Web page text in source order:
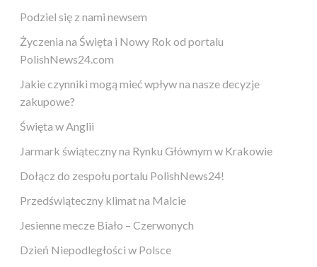
Podziel się z nami newsem
Życzenia na Święta i Nowy Rok od portalu
PolishNews24.com
Jakie czynniki mogą mieć wpływ na nasze decyzje
zakupowe?
Święta w Anglii
Jarmark świąteczny na Rynku Głównym w Krakowie
Dołącz do zespołu portalu PolishNews24!
Przedświąteczny klimat na Malcie
Jesienne mecze Biało – Czerwonych
Dzień Niepodległości w Polsce